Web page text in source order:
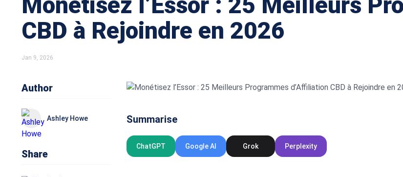
CBD à Rejoindre en 2026
Jan 9, 2026
Author
Ashley Howe
Share
Summarise
ChatGPT Google AI Grok Perplexity